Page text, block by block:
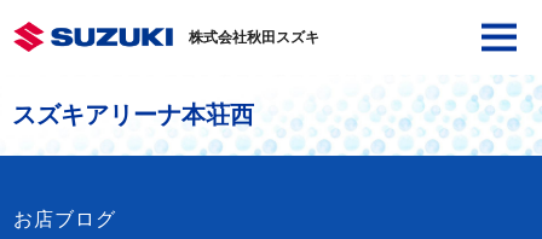
株式会社秋田スズキ
スズキアリーナ本荘西
お店ブログ